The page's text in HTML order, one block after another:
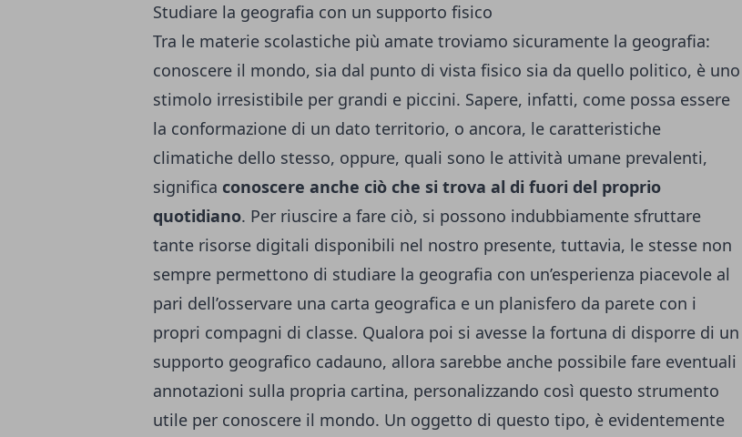
Studiare la geografia con un supporto fisico
Tra le materie scolastiche più amate troviamo sicuramente la geografia:
conoscere il mondo, sia dal punto di vista fisico sia da quello politico, è uno
stimolo irresistibile per grandi e piccini. Sapere, infatti, come possa essere
la conformazione di un dato territorio, o ancora, le caratteristiche
climatiche dello stesso, oppure, quali sono le attività umane prevalenti,
significa conoscere anche ciò che si trova al di fuori del proprio
quotidiano. Per riuscire a fare ciò, si possono indubbiamente sfruttare
tante risorse digitali disponibili nel nostro presente, tuttavia, le stesse non
sempre permettono di studiare la geografia con un’esperienza piacevole al
pari dell’osservare una carta geografica e un planisfero da parete con i
propri compagni di classe. Qualora poi si avesse la fortuna di disporre di un
supporto geografico cadauno, allora sarebbe anche possibile fare eventuali
annotazioni sulla propria cartina, personalizzando così questo strumento
utile per conoscere il mondo. Un oggetto di questo tipo, è evidentemente